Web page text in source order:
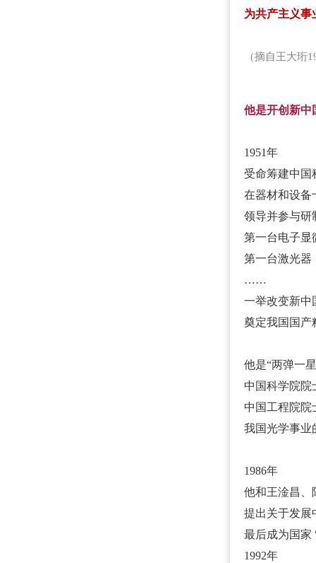
为共产主义事
（摘自王大珩
他是开创新中
1951年
受命筹建中国
在器材和设备
领导并参与研
第一台电子显
第一台激光器
……
一举改变新中
奠定我国国产
他是“两弹一
中国科学院院
中国工程院院
我国光学事业
1986年
他和王淦昌、
提出关于发展
最后成为国家
1992年